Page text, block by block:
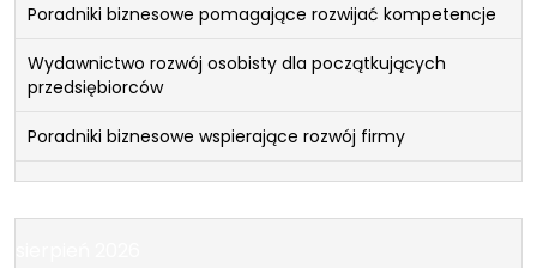
Poradniki biznesowe pomagające rozwijać kompetencje
Wydawnictwo rozwój osobisty dla początkujących
przedsiębiorców
Poradniki biznesowe wspierające rozwój firmy